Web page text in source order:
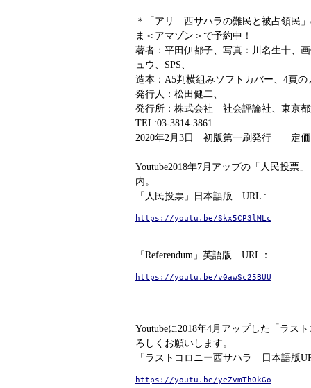
＊「アリ 西サハラの難民と被占領民
ま＜アマゾン＞で予約中！
著者：平田伊都子、写真：川名生十、
ュウ、SPS、
造本：A5判横組みソフトカバー、4頁の
発行人：松田健二、
発行所：株式会社 社会評論社、東京
TEL:03-3814-3861
2020年2月3日 初版第一刷発行 定
Youtube2018年7月アップの「人民投票
内。
「人民投票」日本語版 URL :
https://youtu.be/Skx5CP3lMLc
「Referendum」英語版 URL：
https://youtu.be/v0awSc25BUU
Youtubeに2018年4月アップした「ラス
ろしくお願いします。
「ラストコロニー西サハラ 日本語版
https://youtu.be/yeZvmTh0kGo